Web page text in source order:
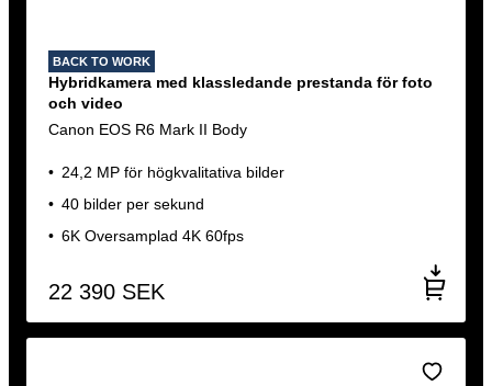
BACK TO WORK
Hybridkamera med klassledande prestanda för foto
och video
Canon EOS R6 Mark II Body
24,2 MP för högkvalitativa bilder
40 bilder per sekund
6K Oversamplad 4K 60fps
22 390 SEK